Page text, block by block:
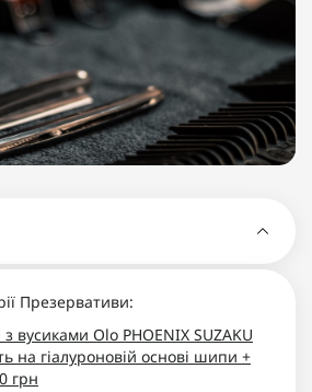
Презервативи:
вусиками Olo PHOENIX SUZAKU
на гіалуроновій основі шипи +
грн